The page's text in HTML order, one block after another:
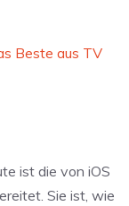
Beste aus TV
ist die von iOS
Sie ist, wie